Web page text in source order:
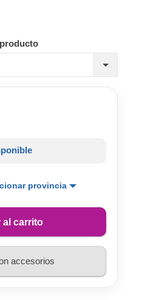
provincia
al carrito
accesorios